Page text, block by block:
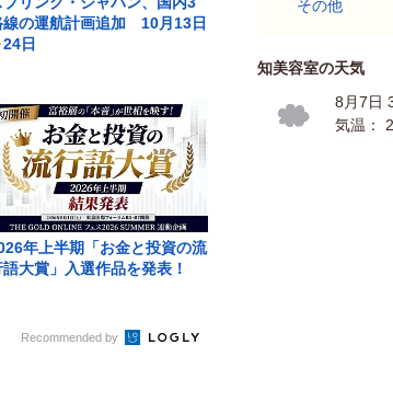
線の運航計画追加 10月13日
24日
年上半期「お金と投資の流
語大賞」入選作品を発表！
Recommended by
その他
知美容室の天気
8月7日
気温：